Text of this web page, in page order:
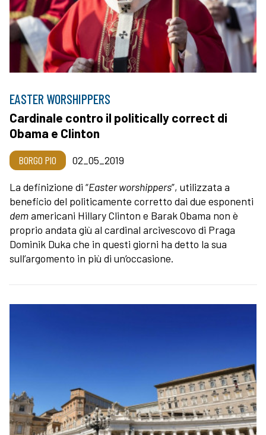
EASTER WORSHIPPERS
Cardinale contro il politically correct di
Obama e Clinton
BORGO PIO 02_05_2019
La definizione di “Easter worshippers”, utilizzata a
beneficio del politicamente corretto dai due esponenti
demamericani Hillary Clinton e Barak Obama non è
proprio andata giù al cardinal arcivescovo di Praga
Dominik Duka che in questi giorni ha detto la sua
sull’argomento in più di un’occasione.